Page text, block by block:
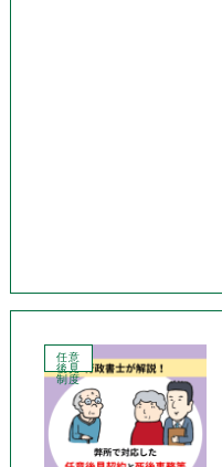
任意
後見
制度